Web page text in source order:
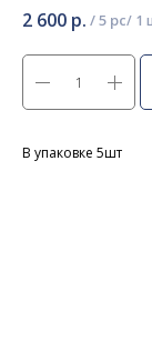
2 600 р. /5 pc
В упаковке 5шт